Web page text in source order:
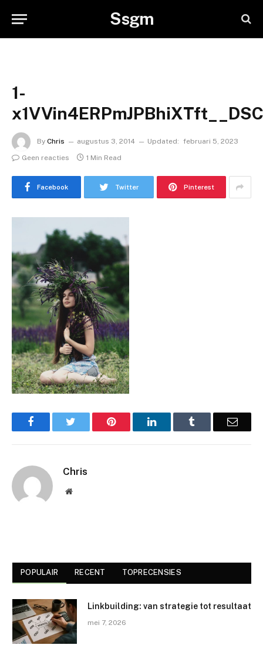
Ssgm
1-
By Chris augustus 3, 2014 Updated: februari 5, 2023
Geen reacties
1 Min Read
Facebook Twitter Pinterest
Facebook Pinterest LinkedIn Email
Chris
Website
POPULAIR RECENT TOPRECENSIES
Linkbuilding: van strategie tot resultaat
mei 7, 2026